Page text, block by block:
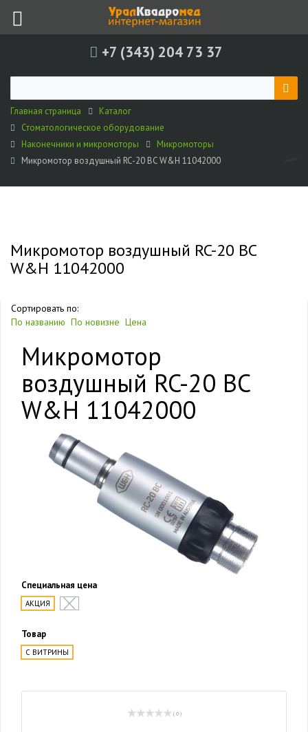
+7 (343) 204 73 37
Главная страница
Каталог
Стоматологическое оборудование
Наконечники и микромоторы
Микромоторы
Микромотор воздушный RC-20 BC W&H 11042000
Микромотор воздушный RC-20 BC
W&H 11042000
Сортировать по:
По названию По новизне Цена
Микромотор
воздушный RC-20 BC
W&H 11042000
Специальная цена
АКЦИЯ -
Товар
С ВИТРИНЫ
( 0 )